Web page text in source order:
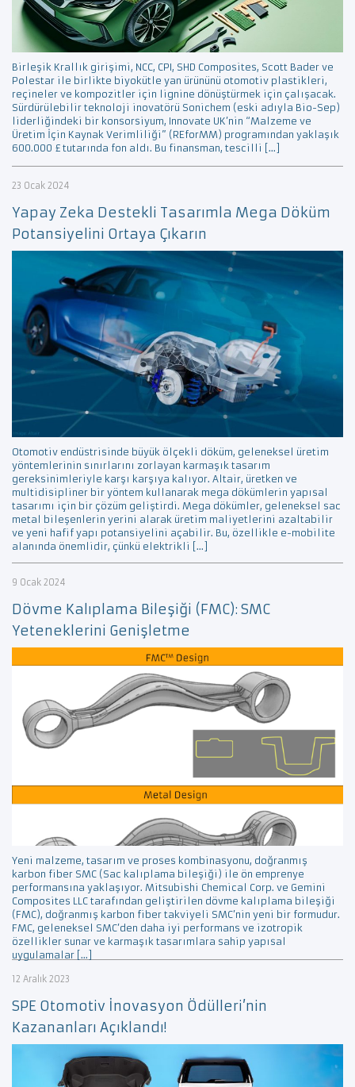
Birleşik Krallık girişimi, NCC, CPI, SHD Composites, Scott Bader ve
Polestar ile birlikte biyokütle yan ürününü otomotiv plastikleri,
reçineler ve kompozitler için lignine dönüştürmek için çalışacak.
Sürdürülebilir teknoloji inovatörü Sonichem (eski adıyla Bio-Sep)
liderliğindeki bir konsorsiyum, Innovate UK’nin “Malzeme ve
Üretim İçin Kaynak Verimliliği” (REforMM) programından yaklaşık
600.000 £ tutarında fon aldı. Bu finansman, tescilli […]
23 Ocak 2024
Yapay Zeka Destekli Tasarımla Mega Döküm
Potansiyelini Ortaya Çıkarın
Otomotiv endüstrisinde büyük ölçekli döküm, geleneksel üretim
yöntemlerinin sınırlarını zorlayan karmaşık tasarım
gereksinimleriyle karşı karşıya kalıyor. Altair, üretken ve
multidisipliner bir yöntem kullanarak mega dökümlerin yapısal
tasarımı için bir çözüm geliştirdi. Mega dökümler, geleneksel sac
metal bileşenlerin yerini alarak üretim maliyetlerini azaltabilir
ve yeni hafif yapı potansiyelini açabilir. Bu, özellikle e-mobilite
alanında önemlidir, çünkü elektrikli […]
9 Ocak 2024
Dövme Kalıplama Bileşiği (FMC): SMC
Yeteneklerini Genişletme
Yeni malzeme, tasarım ve proses kombinasyonu, doğranmış
karbon fiber SMC (Sac kalıplama bileşiği) ile ön emprenye
performansına yaklaşıyor. Mitsubishi Chemical Corp. ve Gemini
Composites LLC tarafından geliştirilen dövme kalıplama bileşiği
(FMC), doğranmış karbon fiber takviyeli SMC’nin yeni bir formudur.
FMC, geleneksel SMC’den daha iyi performans ve izotropik
özellikler sunar ve karmaşık tasarımlara sahip yapısal
uygulamalar […]
12 Aralık 2023
SPE Otomotiv İnovasyon Ödülleri’nin
Kazananları Açıklandı!